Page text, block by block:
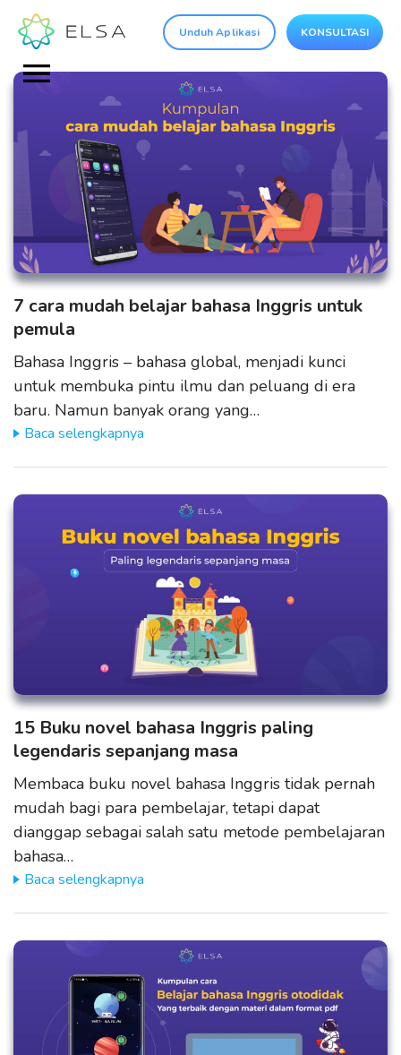
Unduh Aplikasi KONSULTASI
7 cara mudah belajar bahasa Inggris untuk
pemula
Bahasa Inggris – bahasa global, menjadi kunci
untuk membuka pintu ilmu dan peluang di era
baru. Namun banyak orang yang…
Baca selengkapnya
15 Buku novel bahasa Inggris paling
legendaris sepanjang masa
Membaca buku novel bahasa Inggris tidak pernah
mudah bagi para pembelajar, tetapi dapat
dianggap sebagai salah satu metode pembelajaran
bahasa…
Baca selengkapnya